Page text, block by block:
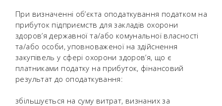
При визначенні об’єкта оподаткування податком на
прибуток підприємств для закладів охорони
здоров’я державної та/або комунальної власності
та/або особи, уповноваженої на здійснення
закупівель у сфері охорони здоров’я, що є
платниками податку на прибуток, фінансовий
результат до оподаткування:
збільшується на суму витрат, визнаних за